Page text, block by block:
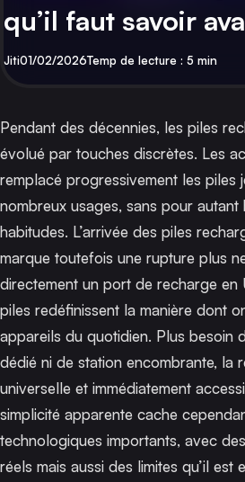
qu’il faut savoir
Par
JitiPublié
01/02/2026Temp de lecture : 5 min
Pendant des décennies, les piles
évolué par touches discrètes. Les
remplacé progressivement les piles
nombreux usages, sans pour
habitudes. L’arrivée des piles
marque toutefois une rupture plus
directement un port de recharge en
piles redéfinissent la manière dont
appareils du quotidien. Plus besoin
dédié ni de station encombrante, la
universelle et immédiatement
simplicité apparente cache
technologiques importants, avec
réels mais aussi des limites qu’il est